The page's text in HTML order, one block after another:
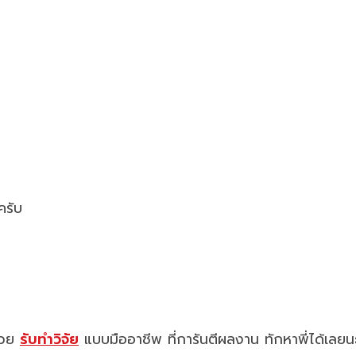
รับ
ย รับทำวิจัย แบบมืออาชีพ ที่การันตีผลงาน ทักหาพี่ได้เลยน